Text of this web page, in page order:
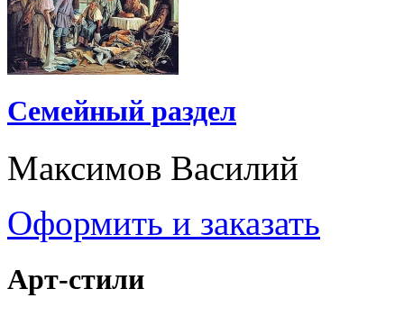
Семейный раздел
Максимов Василий
Оформить и заказать
Арт-стили